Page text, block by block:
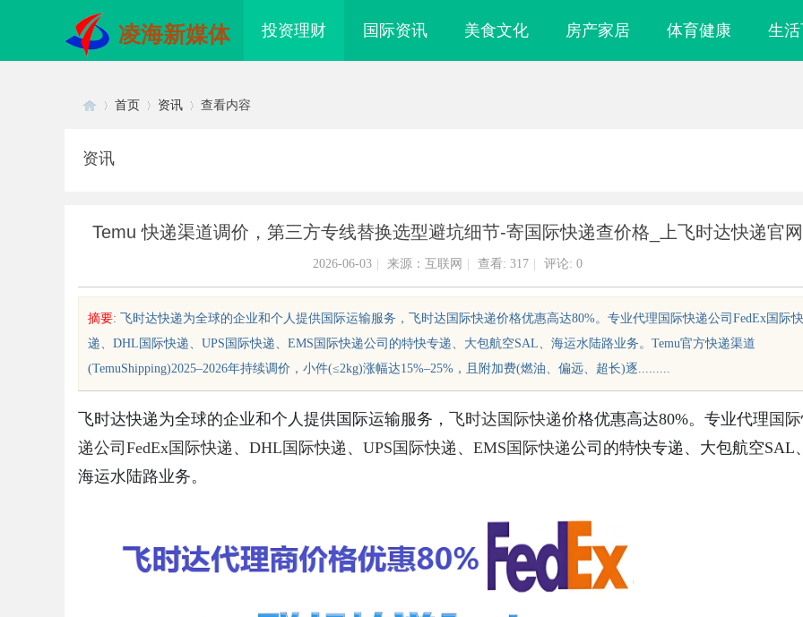
凌海新媒体 投资理财 国际资讯 美食文化 房产家居 体育健康 生
sc
首页 资讯 查看内容
资讯
Temu 快递渠道调价，第三方专线替换选型避坑细节-寄国际快递查价格_上飞时达快递官网
2026-06-03 来源：互联网 查看: 317 评论: 0
摘要: 飞时达快递为全球的企业和个人提供国际运输服务，飞时达国际快递价格优惠高达80%。专业代理国际快递公司FedEx国际快
递、DHL国际快递、UPS国际快递、EMS国际快递公司的特快专递、大包航空SAL、海运水陆路业务。Temu官方快递渠道
(TemuShipping)2025–2026年持续调价，小件(≤2kg)涨幅达15%–25%，且附加费(燃油、偏远、超长)逐.........
飞时达快递为全球的企业和个人提供国际运输服务， 飞时达 国际快递价格优惠高达80%。专业代理 国
递公司 FedEx国际快递 、 DHL国际快递 、 UPS国际快递 、 EMS国际快递公司的特快专递、大包航空SAL、
海运水陆路业务。
眼镜 上海配眼镜 武汉配眼镜 上海配眼镜 探秘成都私家侦探行业：服务、案例